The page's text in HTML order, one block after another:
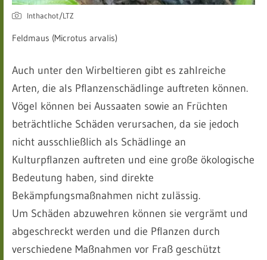
Inthachot/LTZ
Feldmaus (Microtus arvalis)
Auch unter den Wirbeltieren gibt es zahlreiche
Arten, die als Pflanzenschädlinge auftreten können.
Vögel können bei Aussaaten sowie an Früchten
beträchtliche Schäden verursachen, da sie jedoch
nicht ausschließlich als Schädlinge an
Kulturpflanzen auftreten und eine große ökologische
Bedeutung haben, sind direkte
Bekämpfungsmaßnahmen nicht zulässig.
Um Schäden abzuwehren können sie vergrämt und
abgeschreckt werden und die Pflanzen durch
verschiedene Maßnahmen vor Fraß geschützt